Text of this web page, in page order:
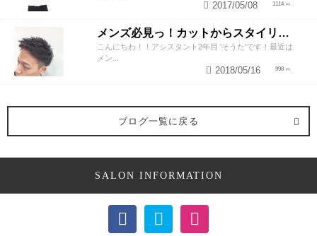
1114
2017/05/08
メンズ必見っ！カットからスタイリングお任せ下さい！
こんにちわ！！アシスタント2年目 'そうた'です！最近は
メン...
998
2018/05/16
ブログ一覧に戻る
SALON INFORMATION